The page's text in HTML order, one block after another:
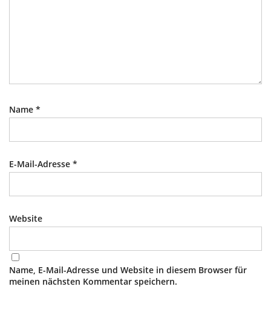
Name *
E-Mail-Adresse *
Website
Name, E-Mail-Adresse und Website in diesem Browser für
meinen nächsten Kommentar speichern.